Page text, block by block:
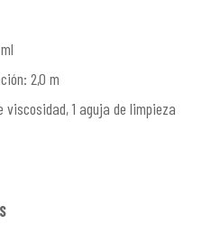
2,0 m
viscosidad, 1 aguja de limpieza